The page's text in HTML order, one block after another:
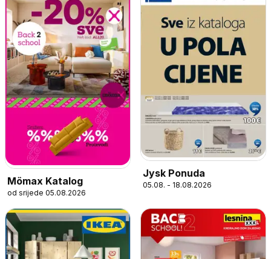
Mömax Katalog
od srijede 05.08.2026
Jysk Ponuda
05.08. - 18.08.2026